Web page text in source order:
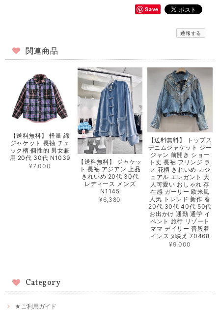
Save
通報する
関連商品
【送料無料】 軽量 綿
ジャケット 長袖 チェ
ック柄 個性的 男女兼
用 20代 30代 N1039
¥7,000
【送料無料】 ジャケッ
ト 長袖 アジアン 上品
きれいめ 20代 30代
レディース メンズ
N1145
¥6,380
【送料無料】 トップス
デニムジャケット ジー
ジャン 前開き ショー
ト丈 長袖 フリンジ ラ
フ 花柄 きれいめ カジ
ュアル エレガント 大
人可愛い おしゃれ 存
在感 ガーリー 欧米風
人気 トレンド 新作 春
20代 30代 40代 50代
お出かけ 通勤 通学 イ
ベント 旅行 リゾート
ママ デイリー 普段着
インスタ映え 70468
¥9,000
Category
★ご利用ガイド